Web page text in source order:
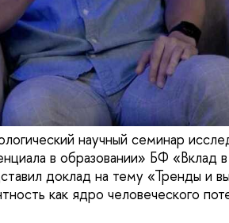
научный семинар
в образовании» БФ «Вклад
доклад на тему «Тренды и
как ядро человеческого